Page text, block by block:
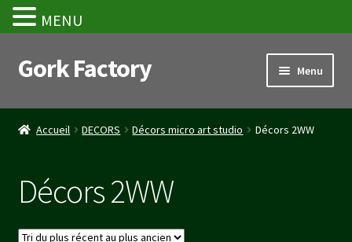
Aller
à
navigation
Aller
au
Gork Factory Menu
Accueil
Mon compte
Panier
Accueil DECORS Décors micro art studio Décors 2WW
Décors 2WW
MENU